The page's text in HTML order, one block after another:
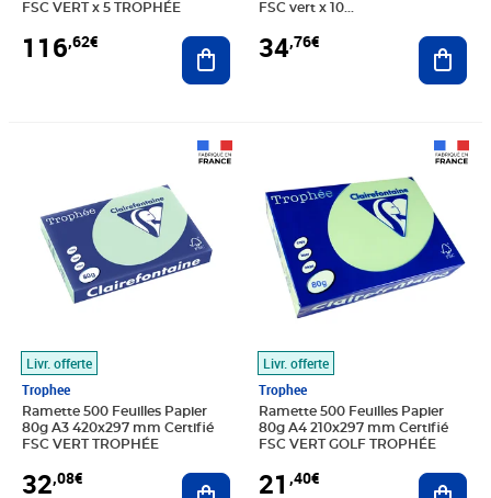
FSC VERT x 5 TROPHÉE
116,62€ Ajouter au panier
FSC vert x 10
34,76€
Livr. offerte
Trophee
Ramette 500 Feuilles Papier
80g A3 420x297 mm Certifié
FSC VERT TROPHÉE
32,08€ Ajouter au panier
Livr. offerte
Trophee
Ramette 500 Feuilles Papier
80g A4 210x297 mm Certifié
FSC VERT GOLF TROPHÉE
21 ,40€